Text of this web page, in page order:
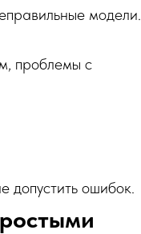
модели.
проблемы с
допустить ошибок.